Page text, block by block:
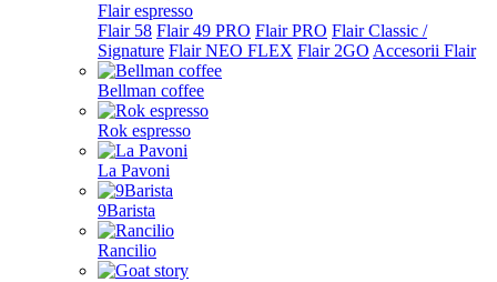
Flair espresso
Flair 58 Flair 49 PRO Flair PRO Flair Classic /
Signature Flair NEO FLEX Flair 2GO Accesorii Flair
Bellman coffee
Rok espresso
La Pavoni
9Barista
Rancilio